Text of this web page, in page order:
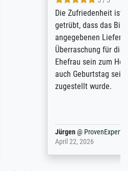
auch nicht dadurch
entgegen einer
(sollte eine
normannische
gleichzeitig
doch nach zu Hause